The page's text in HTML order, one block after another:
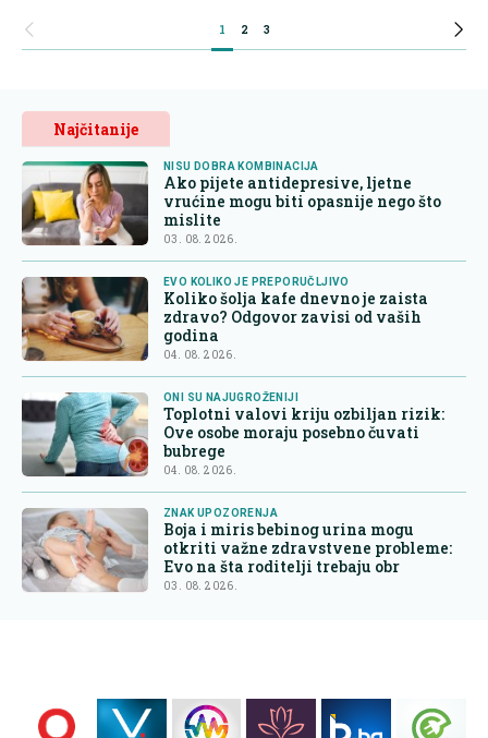
1 2 3
Najčitanije
NISU DOBRA KOMBINACIJA
Ako pijete antidepresive, ljetne
vrućine mogu biti opasnije nego što
mislite
03. 08. 2026.
EVO KOLIKO JE PREPORUČLJIVO
Koliko šolja kafe dnevno je zaista
zdravo? Odgovor zavisi od vaših
godina
04. 08. 2026.
ONI SU NAJUGROŽENIJI
Toplotni valovi kriju ozbiljan rizik:
Ove osobe moraju posebno čuvati
bubrege
04. 08. 2026.
ZNAK UPOZORENJA
Boja i miris bebinog urina mogu
otkriti važne zdravstvene probleme:
Evo na šta roditelji trebaju obr
03. 08. 2026.